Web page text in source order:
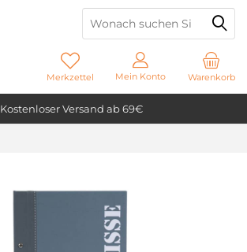
Kostenloser Versand ab 69€
Warenkorb
Merkzettel Mein Konto